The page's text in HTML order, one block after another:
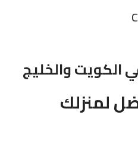
الكويت والخليج
لمنزلك